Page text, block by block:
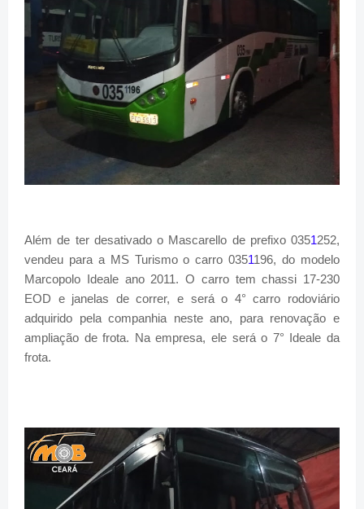
Além de ter desativado o Mascarello de prefixo 0351252,
vendeu para a MS Turismo o carro 0351196, do modelo
Marcopolo Ideale ano 2011. O carro tem chassi 17-230
EOD e janelas de correr, e será o 4° carro rodoviário
adquirido pela companhia neste ano, para renovação e
ampliação de frota. Na empresa, ele será o 7° Ideale da
frota.